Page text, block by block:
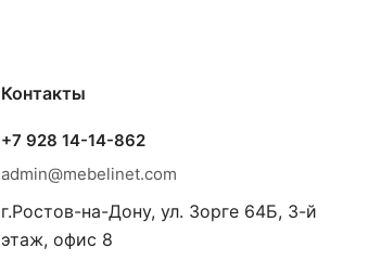
Контакты
+7 928 14-14-862
admin@mebelinet.com
г.Ростов-на-Дону, ул. Зорге 64Б, 3-й
этаж, офис 8